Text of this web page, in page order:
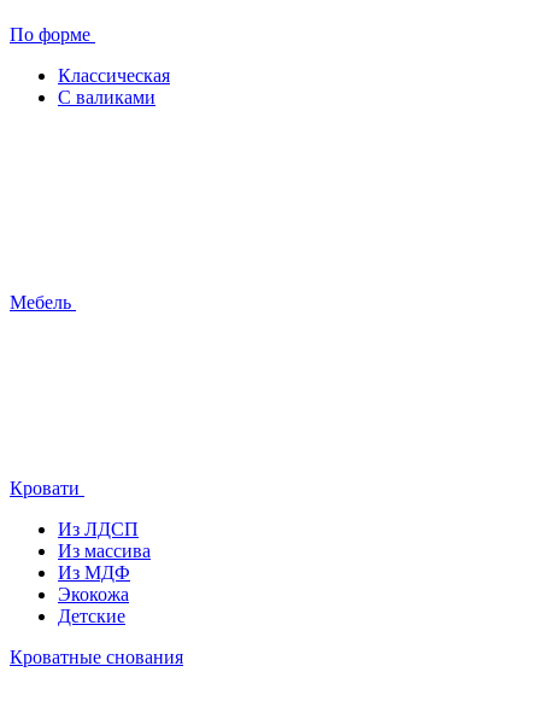
По форме
Классическая
С валиками
Мебель
Кровати
Из ЛДСП
Из массива
Из МДФ
Экокожа
Детские
Кроватные снования